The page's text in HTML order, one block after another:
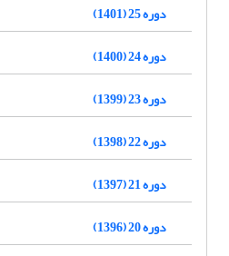
دوره 25 (1401)
دوره 24 (1400)
دوره 23 (1399)
دوره 22 (1398)
دوره 21 (1397)
دوره 20 (1396)